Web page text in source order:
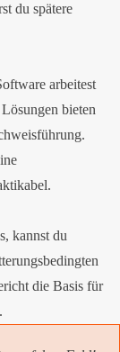
du spätere
arbeitest
bieten
kannst du
die Basis für